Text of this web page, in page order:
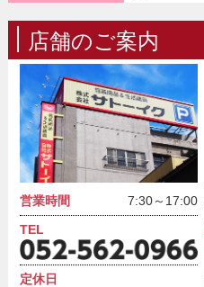
店舗のご案内
営業時間
7:30～17:00
TEL
定休日